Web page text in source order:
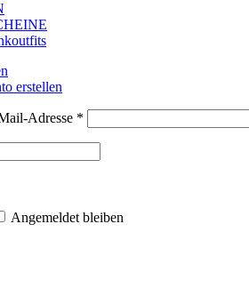
erstellen
Adresse *
Angemeldet bleiben